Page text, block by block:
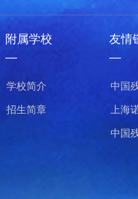
附属学校
—
学校简介
招生简章
友情
—
中国
上海
中国